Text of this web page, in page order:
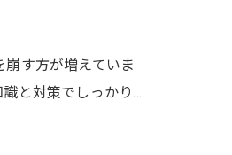
崩す方が増えていま
と対策でしっかり…